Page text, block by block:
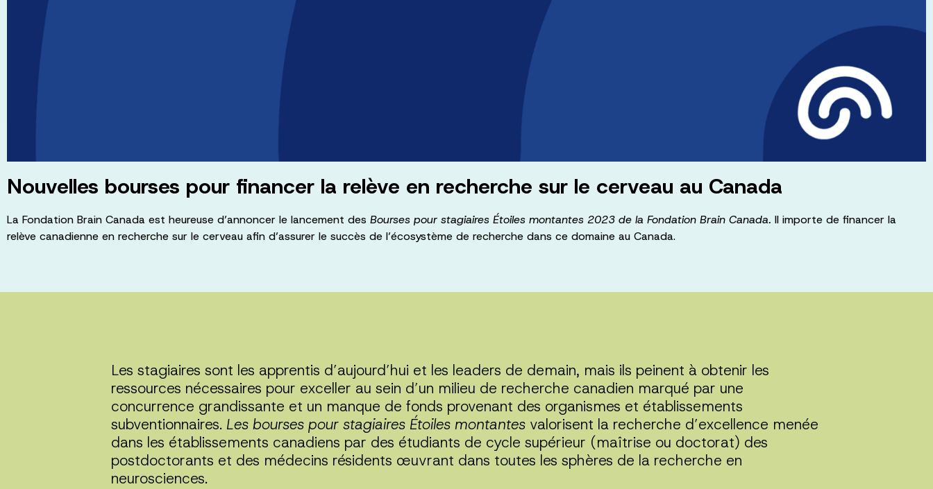
Nouvelles bourses pour financer la relève en recherche sur le cerveau au Canada
La Fondation Brain Canada est heureuse d’annoncer le lancement des Bourses pour stagiaires Étoiles montantes 2023 de la Fondation Brain Canada. Il importe de financer la
relève canadienne en recherche sur le cerveau afin d’assurer le succès de l’écosystème de recherche dans ce domaine au Canada.
Les stagiaires sont les apprentis d’aujourd’hui et les leaders de demain, mais ils peinent à obtenir les
ressources nécessaires pour exceller au sein d’un milieu de recherche canadien marqué par une
concurrence grandissante et un manque de fonds provenant des organismes et établissements
subventionnaires. Les bourses pour stagiaires Étoiles montantes valorisent la recherche d’excellence menée
dans les établissements canadiens par des étudiants de cycle supérieur (maîtrise ou doctorat) des
postdoctorants et des médecins résidents œuvrant dans toutes les sphères de la recherche en
neurosciences.